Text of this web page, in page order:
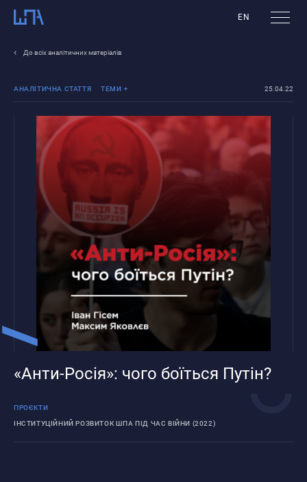
EN
До всіх аналітичних матеріалів
АНАЛІТИЧНА СТАТТЯ ТЕМИ
Війна Росії проти
України
Політичні
процеси Росії
25.04.22
«Анти-Росія»: чого боїться Путін?
ПРОЄКТИ
ІНСТИТУЦІЙНИЙ РОЗВИТОК ШПА ПІД ЧАС ВІЙНИ (2022)